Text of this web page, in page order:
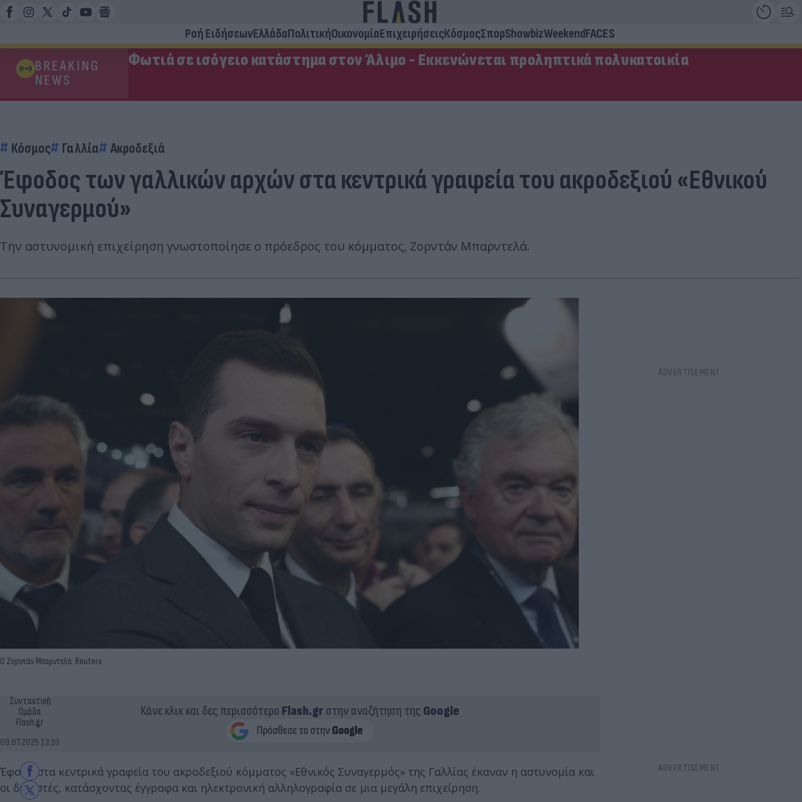
Ροή ΕιδήσεωνΕλλάδαΠολιτικήΟικονομίαΕπιχειρήσειςΚόσμοςΣπορShowbizWeekendFACES
BREAKING
NEWS
Φωτιά σε ισόγειο κατάστημα στον Άλιμο - Εκκενώνεται προληπτικά πολυκατοικία
Κόσμος Γαλλία Ακροδεξιά
Έφοδος των γαλλικών αρχών στα κεντρικά γραφεία του ακροδεξιού «Εθνικού
Συναγερμού»
Την αστυνομική επιχείρηση γνωστοποίησε ο πρόεδρος του κόμματος, Ζορντάν Μπαρντελά.
Ο Ζορντάν Μπαρντελά. Reuters
Συντακτική
Ομάδα
Flash.gr
09.07.2025 13:10
Κάνε κλικ και δες περισσότερο Flash.grστην αναζήτηση της Google
Έφοδο στα κεντρικά γραφεία του ακροδεξιού κόμματος «Εθνικός Συναγερμός» της Γαλλίας έκαναν η αστυνομία και
οι δικαστές, κατάσχοντας έγγραφα και ηλεκτρονική αλληλογραφία σε μια μεγάλη επιχείρηση.